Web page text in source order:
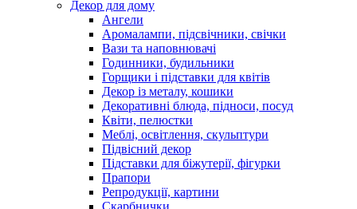
Декор для дому
Ангели
Аромалампи, підсвічники, свічки
Вази та наповнювачі
Годинники, будильники
Горщики і підставки для квітів
Декор із металу, кошики
Декоративні блюда, підноси, посуд
Квіти, пелюстки
Меблі, освітлення, скульптури
Підвісний декор
Підставки для біжутерії, фігурки
Прапори
Репродукції, картини
Скарбнички